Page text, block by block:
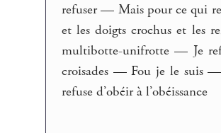
refuser — Mais pour ce qui
et les doigts crochus et les
multibotte-unifrotte — Je
croisades — Fou je le suis
refuse d’obéir à l’obéissance